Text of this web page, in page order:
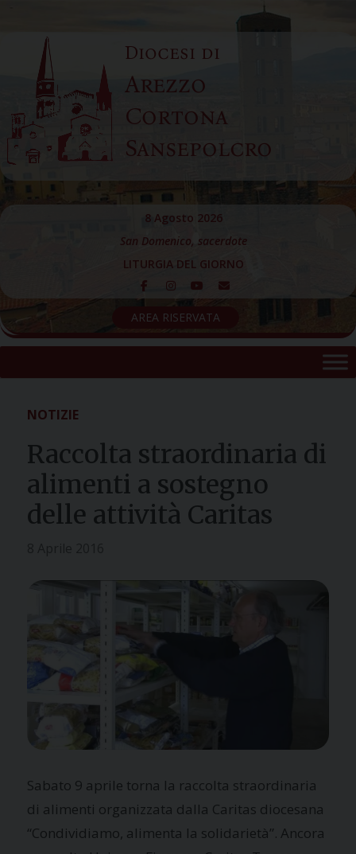
content
Diocesi di
Arezzo
Cortona
Sansepolcro
8 Agosto 2026
San Domenico, sacerdote
LITURGIA DEL GIORNO
AREA RISERVATA
NOTIZIE
Raccolta straordinaria di
alimenti a sostegno
delle attività Caritas
Sabato 9 aprile torna la raccolta straordinaria
di alimenti organizzata dalla Caritas diocesana
“Condividiamo, alimenta la solidarietà”. Ancora